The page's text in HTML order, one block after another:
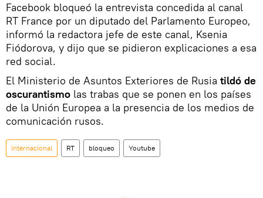
Facebook bloqueó la entrevista concedida al canal
RT France por un diputado del Parlamento Europeo,
informó la redactora jefe de este canal, Ksenia
Fiódorova, y dijo que se pidieron explicaciones a esa
red social.
El Ministerio de Asuntos Exteriores de Rusia tildó de
oscurantismo las trabas que se ponen en los países
de la Unión Europea a la presencia de los medios de
comunicación rusos.
Internacional RT bloqueo Youtube